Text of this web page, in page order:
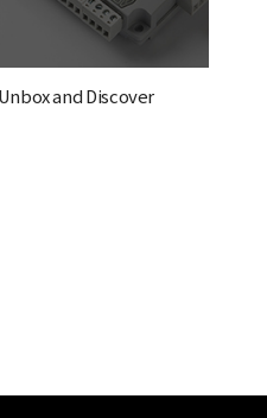
and Discover